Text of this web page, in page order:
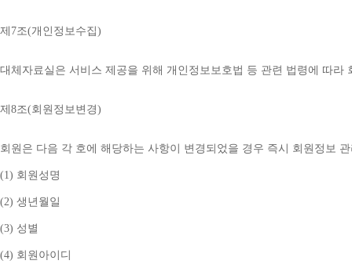
제 7조(개인정보수집)
대체자료실은 서비스 제공을 위해 개인정보보호법 등 관련 법령에 따라
제 8조(회원정보변경)
회원은 다음 각 호에 해당하는 사항이 변경되었을 경우 즉시 회원정보
(1) 회원성명
(2) 생년월일
(3) 성별
(4) 회원아이디